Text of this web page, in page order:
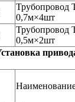
Трубопровод
0,7м×4шт
Трубопровод
0,5м×2шт